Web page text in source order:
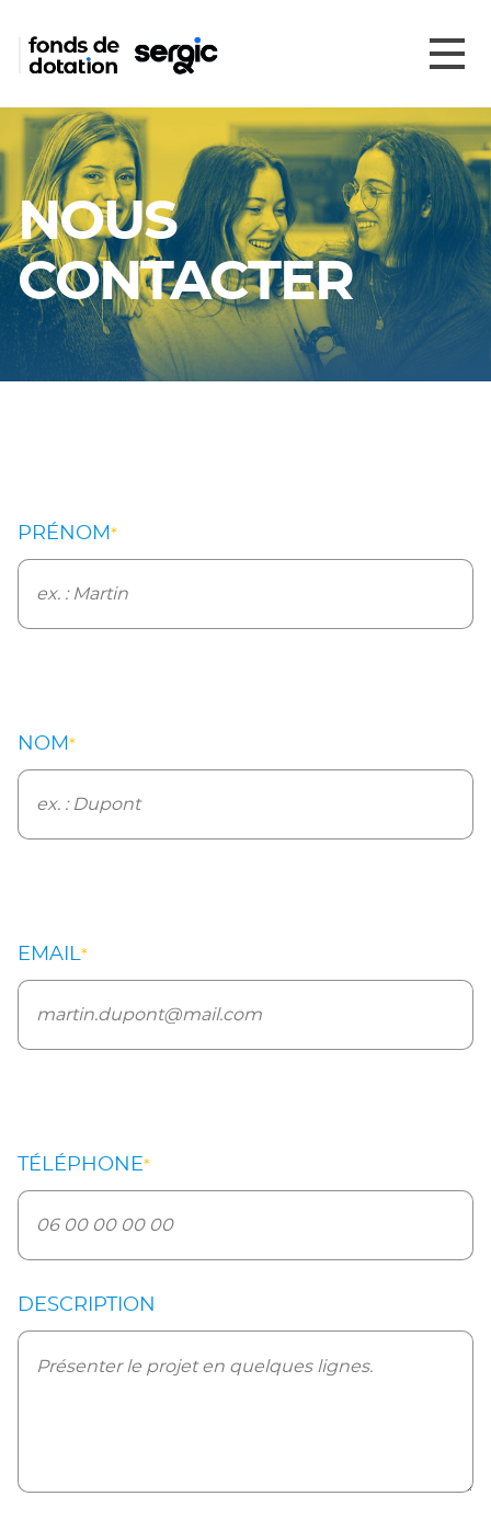
NOUS
CONTACTER
PRÉNOM *
NOM *
EMAIL*
TÉLÉPHONE*
DESCRIPTION